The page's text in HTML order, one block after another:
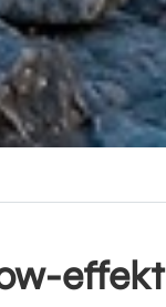
effekt